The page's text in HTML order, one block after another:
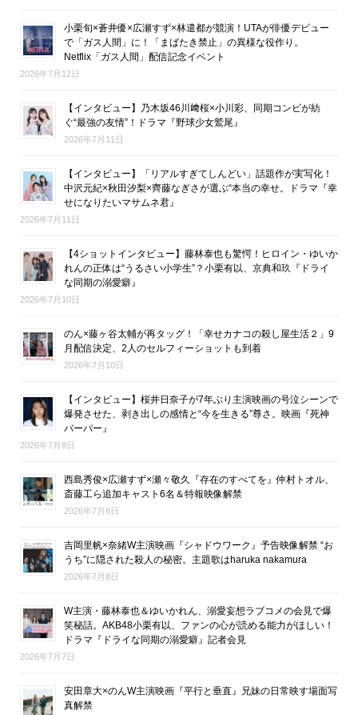
小栗旬×蒼井優×広瀬すず×林遣都が競演！UTAが俳優デビュー
で「ガス人間」に！「まばたき禁止」の異様な役作り。
Netflix「ガス人間」配信記念イベント
2026年7月12日
【インタビュー】乃木坂46川﨑桜×小川彩、同期コンビが紡
ぐ“最強の友情”！ドラマ『野球少女鷲尾』
2026年7月11日
【インタビュー】「リアルすぎてしんどい」話題作が実写化！
中沢元紀×秋田汐梨×齊藤なぎさが選ぶ“本当の幸せ。ドラマ『幸
せになりたいマサムネ君』
2026年7月11日
【4ショットインタビュー】藤林泰也も驚愕！ヒロイン・ゆいか
れんの正体は“うるさい小学生”？小栗有以、京典和玖『ドライ
な同期の溺愛癖』
2026年7月10日
のん×藤ヶ谷太輔が再タッグ！「幸せカナコの殺し屋生活２」9
月配信決定、2人のセルフィーショットも到着
2026年7月10日
【インタビュー】桜井日奈子が7年ぶり主演映画の号泣シーンで
爆発させた、剥き出しの感情と“今を生きる”尊さ。映画『死神
バーバー』
2026年7月8日
西島秀俊×広瀬すず×瀬々敬久『存在のすべてを』仲村トオル、
斎藤工ら追加キャスト6名＆特報映像解禁
2026年7月8日
吉岡里帆×奈緒W主演映画『シャドウワーク』予告映像解禁 “お
うち”に隠された殺人の秘密。主題歌はharuka nakamura
2026年7月8日
W主演・藤林泰也＆ゆいかれん、溺愛妄想ラブコメの会見で爆
笑秘話。AKB48小栗有以、ファンの心が読める能力がほしい！
ドラマ『ドライな同期の溺愛癖』記者会見
2026年7月7日
安田章大×のんW主演映画『平行と垂直』兄妹の日常映す場面写
真解禁